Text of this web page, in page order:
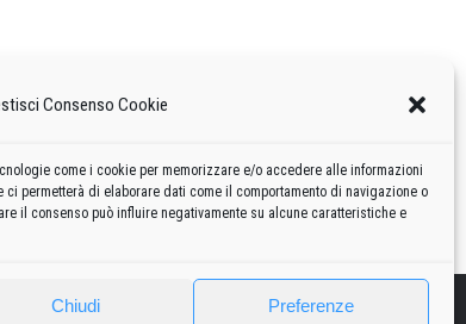
Consenso Cookie
come i cookie per memorizzare e/o accedere alle informazioni
permetterà di elaborare dati come il comportamento di navigazione o
il consenso può influire negativamente su alcune caratteristiche e
Chiudi Preferenze